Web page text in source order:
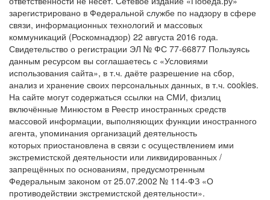
зарегистрировано в Федеральной службе по надзору в сфере
связи, информационных технологий и массовых
коммуникаций (Роскомнадзор) 22 августа 2016 года.
Свидетельство о регистрации ЭЛ № ФС 77-66877 Пользуясь
данным ресурсом вы соглашаетесь с «Условиями
использования сайта», в т.ч. даёте разрешение на сбор,
анализ и хранение своих персональных данных, в т.ч. cookies.
На сайте могут содержаться ссылки на СМИ, физлиц
включённые Минюстом в Реестр иностранных средств
массовой информации, выполняющих функции иностранного
агента, упоминания организаций деятельность
которых приостановлена в связи с осуществлением ими
экстремистской деятельности или ликвидированных /
запрещённых по основаниям, предусмотренным
Федеральным законом от 25.07.2002 № 114-ФЗ «О
противодействии экстремистской деятельности».